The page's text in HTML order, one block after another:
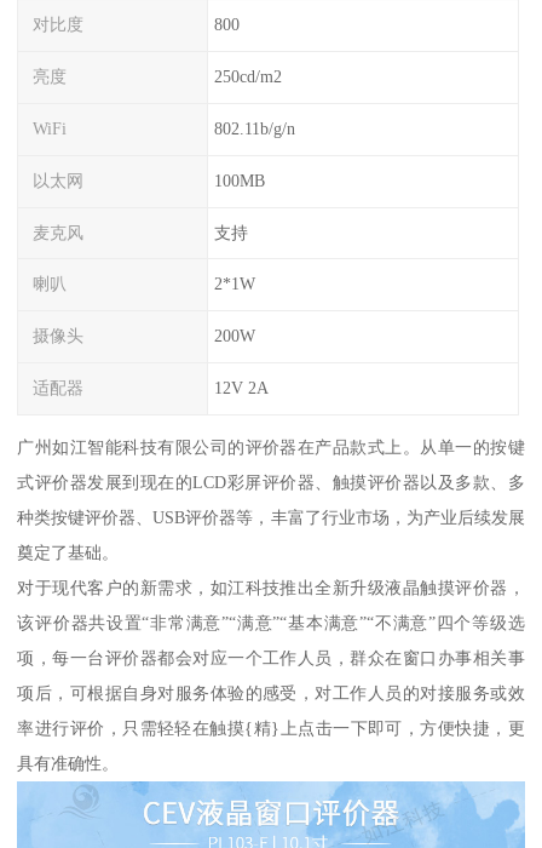
对比度 800
亮度 250cd/m2
WiFi 802.11b/g/n
以太网 100MB
麦克风 支持
喇叭 2*1W
摄像头 200W
适配器 12V 2A
广州如江智能科技有限公司的评价器在产品款式上。从单一的按键
式评价器发展到现在的LCD彩屏评价器、触摸评价器以及多款、多
种类按键评价器、USB评价器等，丰富了行业市场，为产业后续发展
奠定了基础。
对于现代客户的新需求，如江科技推出全新升级液晶触摸评价器，
该评价器共设置“非常满意”“满意”“基本满意”“不满意”四个等级选
项，每一台评价器都会对应一个工作人员，群众在窗口办事相关事
项后，可根据自身对服务体验的感受，对工作人员的对接服务或效
率进行评价，只需轻轻在触摸{精}上点击一下即可，方便快捷，更
具有准确性。